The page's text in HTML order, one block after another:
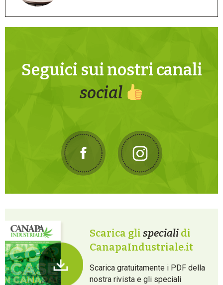
Seguici sui nostri canali
social
Scarica gli speciali di
CanapaIndustriale.it
Scarica gratuitamente i PDF della
nostra rivista e gli speciali